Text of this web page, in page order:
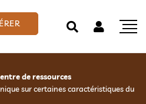
de ressources
sur certaines caractéristiques du